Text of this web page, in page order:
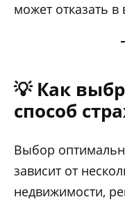
может отказать в
💡 Как
способ
Выбор
зависит от
недвижимости,